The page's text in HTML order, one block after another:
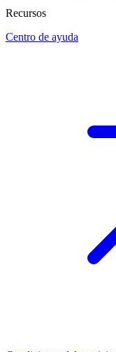
Recursos
Centro de ayuda